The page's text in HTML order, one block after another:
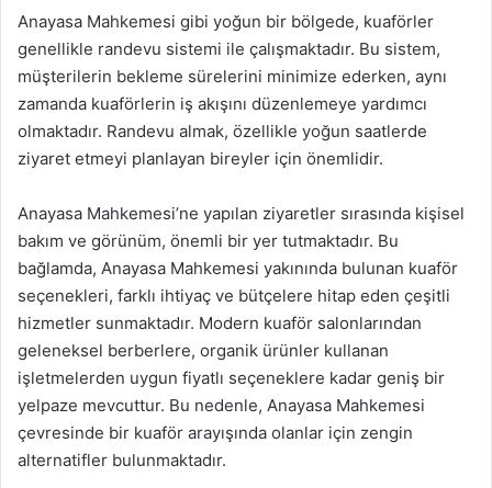
Anayasa Mahkemesi gibi yoğun bir bölgede, kuaförler
genellikle randevu sistemi ile çalışmaktadır. Bu sistem,
müşterilerin bekleme sürelerini minimize ederken, aynı
zamanda kuaförlerin iş akışını düzenlemeye yardımcı
olmaktadır. Randevu almak, özellikle yoğun saatlerde
ziyaret etmeyi planlayan bireyler için önemlidir.
Anayasa Mahkemesi’ne yapılan ziyaretler sırasında kişisel
bakım ve görünüm, önemli bir yer tutmaktadır. Bu
bağlamda, Anayasa Mahkemesi yakınında bulunan kuaför
seçenekleri, farklı ihtiyaç ve bütçelere hitap eden çeşitli
hizmetler sunmaktadır. Modern kuaför salonlarından
geleneksel berberlere, organik ürünler kullanan
işletmelerden uygun fiyatlı seçeneklere kadar geniş bir
yelpaze mevcuttur. Bu nedenle, Anayasa Mahkemesi
çevresinde bir kuaför arayışında olanlar için zengin
alternatifler bulunmaktadır.